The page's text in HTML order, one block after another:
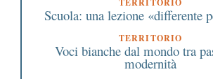
Scuola: una lezione «differente
TERRITORIO
Voci bianche dal mondo tra
modernità